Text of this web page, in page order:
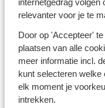
relevanter voor je te
Door op 'Accepteer'
plaatsen van alle
meer informatie incl.
kunt selecteren welke
elk moment je
intrekken.
kenbaar maken
Rotterdam, onder
promotioneel
behandeling
deelnemer over
klacht niet naar
afgehandeld,